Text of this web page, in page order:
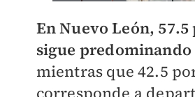
En Nuevo León,
sigue predominando
mientras que 42.5